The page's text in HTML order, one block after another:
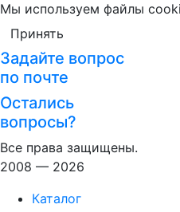
Мы используем файлы
Принять
Задайте вопрос
по почте
Остались
вопросы?
Все права защищены.
2008 — 2026
Каталог